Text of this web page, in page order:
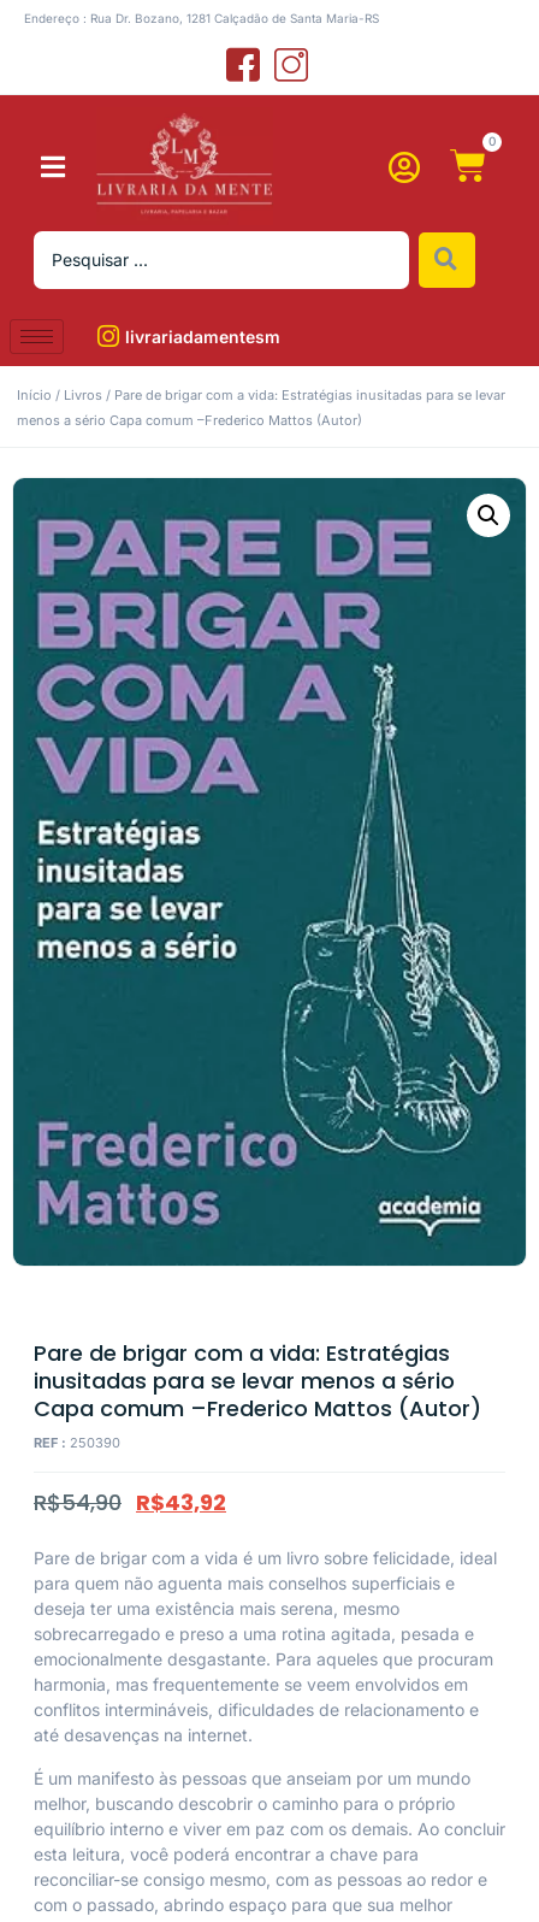
Endereço : Rua Dr. Bozano, 1281 Calçadão de Santa Maria-RS
0
livrariadamentesm
Início / Livros / Pare de brigar com a vida: Estratégias inusitadas para se levar
menos a sério Capa comum –Frederico Mattos (Autor)
Pare de brigar com a vida: Estratégias
inusitadas para se levar menos a sério
Capa comum –Frederico Mattos (Autor)
REF : 250390
R$54,90 R$43,92
Pare de brigar com a vida é um livro sobre felicidade, ideal
para quem não aguenta mais conselhos superficiais e
deseja ter uma existência mais serena, mesmo
sobrecarregado e preso a uma rotina agitada, pesada e
emocionalmente desgastante. Para aqueles que procuram
harmonia, mas frequentemente se veem envolvidos em
conflitos intermináveis, dificuldades de relacionamento e
até desavenças na internet.
É um manifesto às pessoas que anseiam por um mundo
melhor, buscando descobrir o caminho para o próprio
equilíbrio interno e viver em paz com os demais. Ao concluir
esta leitura, você poderá encontrar a chave para
reconciliar-se consigo mesmo, com as pessoas ao redor e
com o passado, abrindo espaço para que sua melhor